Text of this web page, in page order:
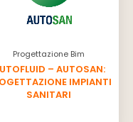
Progettazione Bim
– AUTOSAN:
IMPIANTI
SANITARI